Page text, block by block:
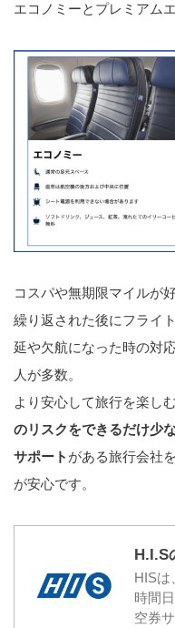
エコノミーとプレミアム
コスパや無期限マイルが
繰り返された後にフライ
延や欠航になった時の対
人が多数。
より安心して旅行を楽し
のリスクをできるだけ少
サポート がある旅行会社
が安心です。
H.I.S
HISは
時間
空券